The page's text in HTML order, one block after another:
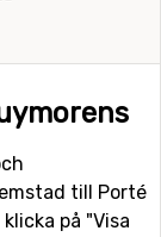
till Porté
på "Visa